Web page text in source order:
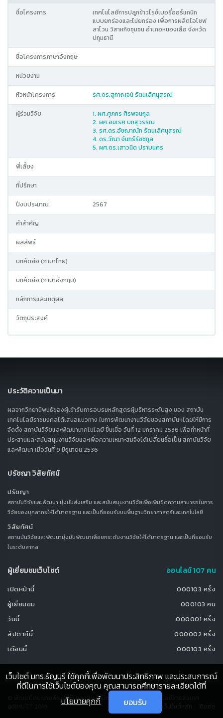
ชื่อโครงการ
เทคโนโลยีการปลูกข้าวไรซ์เบอรี่ออร์แกนิก
แบบยกร่องและไม่ยกร่อง เพื่อการผลิตไอโซฟ
ลาโวน วิสาหกิจชุมชน อำเภอหนองเสือ จังหวัด
ปทุมธานี
ชื่อโครงการภาษาอังกฤษ
หน่วยงาน
หัวหน้าโครงการ รศ.ดร.สุกาญจน์ รัตนเลิศนุสรณ์
ผู้ร่วมวิจัย
1. ผศ.ศุภกร ศิรพจนกุล
2. ผศ.อมเรศ บกสุวรรณ
3. รศ.ดร.อัชฌาณัท รัตนเลิศนุสรณ์
4. ดร.วีณา จันทร์รัชชกูล
5. ผศ.ดร.เสาวนิต ปราบนคร
พี่เลี้ยง
ที่ปรึกษา
ปีงบประมาณ 2567
คำสำคัญ
ผลลัพธ์
บทคัดย่อ (ภาษาไทย)
บทคัดย่อ (ภาษาอังกฤษ)
หลักการและเหตุผล
วัตถุประสงค์
ประวัติความเป็นมา
ผลจากวิทยานิพนธ์ของผู้เข้ารับการอบรมหลักสูตรผู้บริหารระดับสูง ของ สถาบัน
เทคโนโลยีราชมงคลได้เสนอแนวทาง ในการพัฒนางานวิจัยของสถาบันฯโดยให้มีการ
จัดตั้ง สถาบันวิจัยและพัฒนาเทคโนโลยี ขึ้นเมื่อ วันที่ 12 มกราคม 2536 เพื่อทำหน้าที่
ประสานและสนับสนุนงานวิจัยและเพื่อความเหมาะสมจึงได้เปลี่ยนชื่อเป็น สถาบันวิจัย
และพัฒนา เมื่อวันที่ 9 มิถุนายน 2536
ปรัชญา วิสัยทัศน์
ปรัชญา
สถาบันวิจัยและพัฒนา มุ่งมั่นส่งเสริม และสนับสนุนงานวิจัยเพื่อเพิ่มขีดความสามารถในการ
วิจัยของบุคลากรให้ได้มาตรฐาน และเป็นที่ยอมรับบนพื้นฐานวิทยาศาสตร์และเทคโนโลยี
วิสัยทัศน์
สถานบันวิจัยและพัฒนามุ่งมั่นพัฒนาเพื่อยกระดับงานวิจัยให้ได้มาตรฐาน และเป็นที่ยอมรับ
ในระดับสากล
ผู้เยี่ยมชมเว็บไซต์ ออนไลน์ 107 คน
เปิดหน้านี้
000103 ครั้ง
ผู้เยี่ยมชม
000103 คน
วันนี้
000001 ครั้ง
สัปดาห์นี้
000002 ครั้ง
เดือนนี้
000103 ครั้ง
© พัฒนาโดย นายพีระพงษ์ ทองสุข สำนักวิทยบริการและเทคโนโลยีสารสนเทศ
เว็บไซต์ มทร.ธัญบุรี ใช้คุกกี้เพื่อพัฒนาประสิทธิภาพ และประสบการณ์
ที่ดีในการใช้เว็บไซต์ของคุณ คุณสามารถศึกษารายละเอียดได้ที่
นโยบายคุกกี้
ยอมรับ